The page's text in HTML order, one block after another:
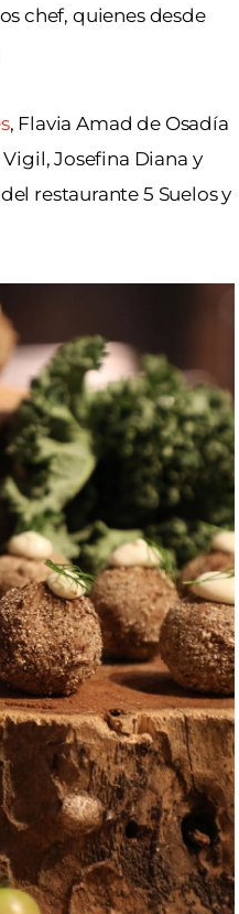
chef, quienes desde
, Flavia Amad de Osadía
Josefina Diana y
restaurante 5 Suelos y